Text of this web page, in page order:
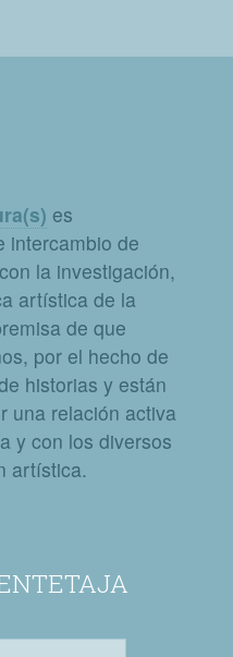
es
intercambio de
la investigación,
artística de la
de que
por el hecho de
historias y están
una relación activa
y con los diversos
artística.